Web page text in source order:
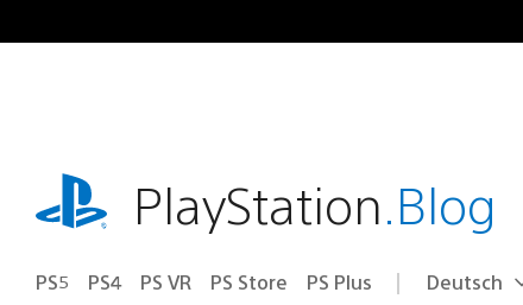
Inhalt
playstation.comPlayStation.Blog
PS5 PS4 PS VR PS Store PS Plus Select
Aktuelle
Deutsch